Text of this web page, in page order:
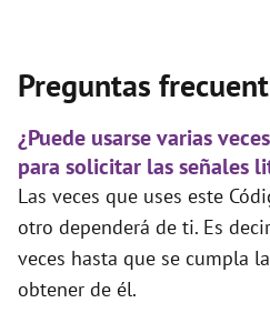
Preguntas
¿Puede usarse varias
para solicitar las señales
Las veces que uses este
otro dependerá de ti. Es
veces hasta que se cumpla
obtener de él.